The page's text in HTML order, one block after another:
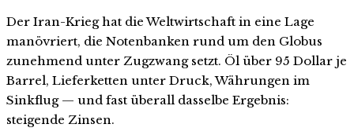
Der Iran-Krieg hat die Weltwirtschaft in eine Lage
manövriert, die Notenbanken rund um den Globus
zunehmend unter Zugzwang setzt. Öl über 95 Dollar je
Barrel, Lieferketten unter Druck, Währungen im
Sinkflug — und fast überall dasselbe Ergebnis:
steigende Zinsen.